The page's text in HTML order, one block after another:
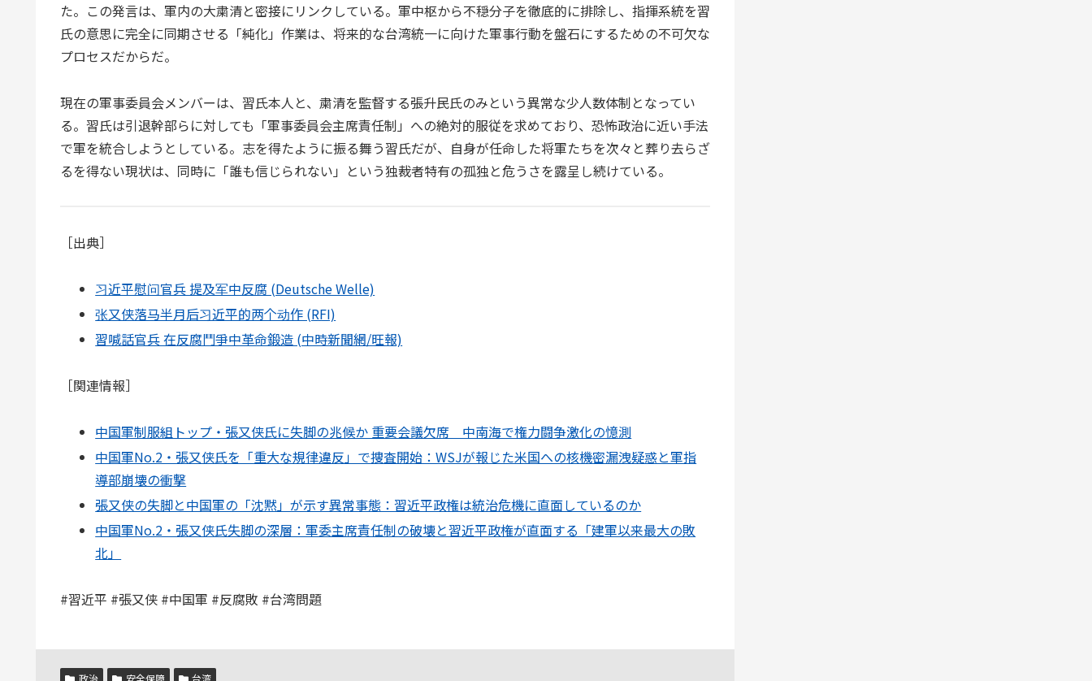
た。この発言は、軍内の大粛清と密接にリンクしている。軍中枢から不穏分子を徹底的に排除し、指揮系統を習
氏の意思に完全に同期させる「純化」作業は、将来的な台湾統一に向けた軍事行動を盤石にするための不可欠な
プロセスだからだ。
現在の軍事委員会メンバーは、習氏本人と、粛清を監督する張升民氏のみという異常な少人数体制となってい
る。習氏は引退幹部らに対しても「軍事委員会主席責任制」への絶対的服従を求めており、恐怖政治に近い手法
で軍を統合しようとしている。志を得たように振る舞う習氏だが、自身が任命した将軍たちを次々と葬り去らざ
るを得ない現状は、同時に「誰も信じられない」という独裁者特有の孤独と危うさを露呈し続けている。
［出典］
习近平慰问官兵 提及军中反腐 (Deutsche Welle)
张又侠落马半月后习近平的两个动作 (RFI)
習喊話官兵 在反腐鬥爭中革命鍛造 (中時新聞網/旺報)
［関連情報］
中国軍制服組トップ・張又侠氏に失脚の兆候か 重要会議欠席 中南海で権力闘争激化の憶測
中国軍No.2・張又侠氏を「重大な規律違反」で捜査開始：WSJが報じた米国への核機密漏洩疑惑と軍指
導部崩壊の衝撃
張又侠の失脚と中国軍の「沈黙」が示す異常事態：習近平政権は統治危機に直面しているのか
中国軍No.2・張又侠氏失脚の深層：軍委主席責任制の破壊と習近平政権が直面する「建軍以来最大の敗
北」
#習近平 #張又侠 #中国軍 #反腐敗 #台湾問題
政治 安全保障 台湾